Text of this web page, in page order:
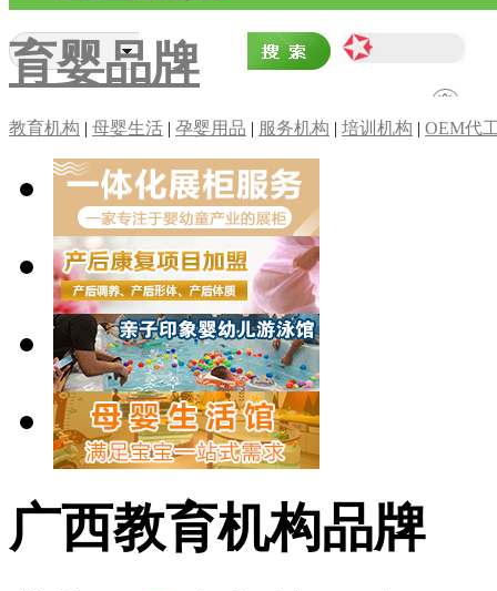
育婴品牌
教育机构 | 母婴生活 | 孕婴用品 | 服务机构 | 培训机构 | OEM代
广西教育机构品牌